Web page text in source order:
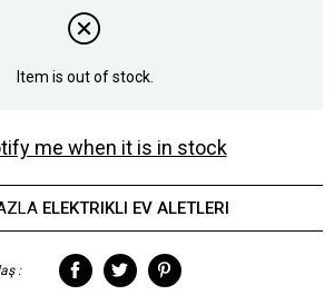
Item is out of stock.
me when it is in stock
ELEKTRIKLI EV ALETLERI
: